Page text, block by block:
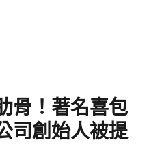
骨！著名喜包
司創始人被提